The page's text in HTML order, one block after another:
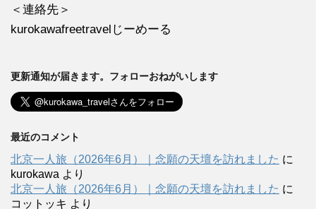
＜連絡先＞
kurokawafreetravelじーめーる
更新通知が届きます。フォローおねがいします
最近のコメント
北京一人旅（2026年6月）｜念願の天壇を訪れました に
kurokawa より
北京一人旅（2026年6月）｜念願の天壇を訪れました に
コットッキ より